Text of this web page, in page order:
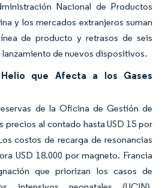
Nacional de Productos
y los mercados extranjeros suman
de producto y retrasos de seis
lanzamiento de nuevos dispositivos.
que Afecta a los Gases
de la Oficina de Gestión de
precios al contado hasta USD 15 por
costos de recarga de resonancias
USD 18.000 por magneto. Francia
que priorizan los casos de